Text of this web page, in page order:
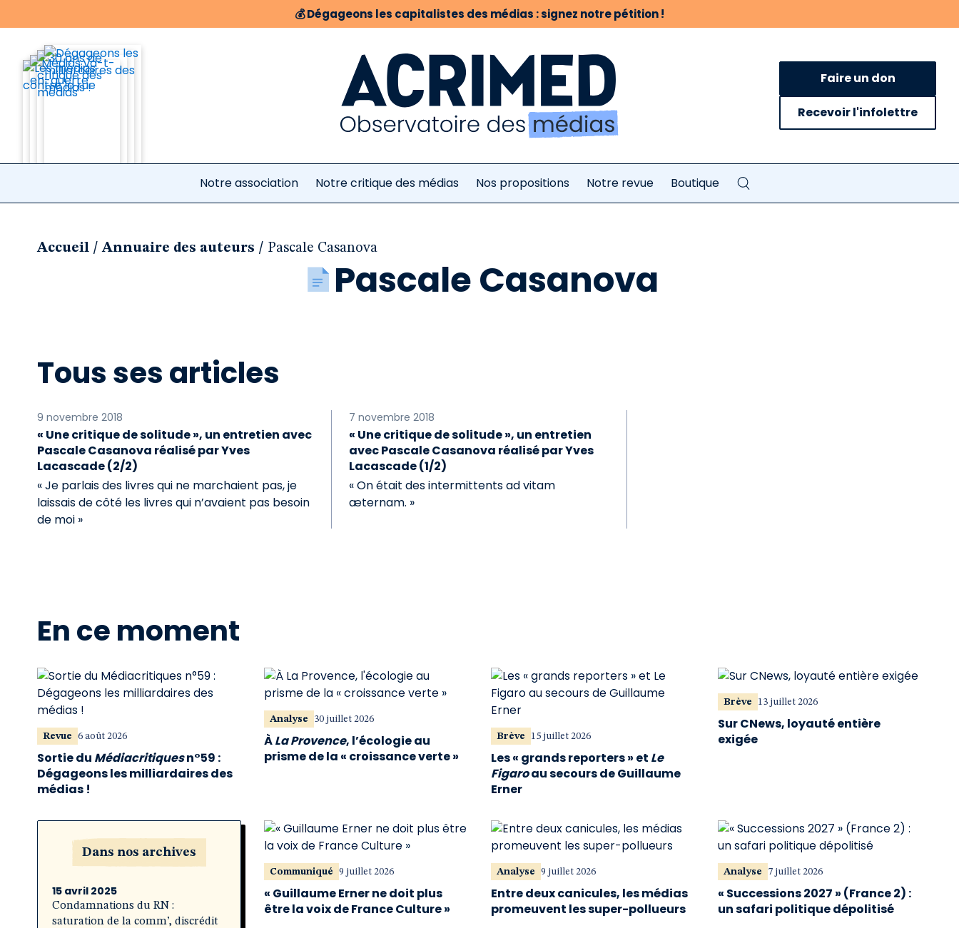
💰Dégageons les capitalistes des médias : signez notre pétition !
Faire un don
Recevoir l'infolettre
Notre association Notre critique des médias Nos propositions Notre revue Boutique
Accueil / Annuaire des auteurs / Pascale Casanova
Pascale Casanova
Tous ses articles
9 novembre 2018
« Une critique de solitude », un entretien avec
Pascale Casanova réalisé par Yves
Lacascade (2/2)
« Je parlais des livres qui ne marchaient pas, je
laissais de côté les livres qui n’avaient pas besoin
de moi »
7 novembre 2018
« Une critique de solitude », un entretien
avec Pascale Casanova réalisé par Yves
Lacascade (1/2)
« On était des intermittents ad vitam
æternam. »
En ce moment
Revue 6 août 2026
Sortie du Médiacritiquesn°59 :
Dégageons les milliardaires des
médias !
Analyse 30 juillet 2026
ÀLa Provence, l’écologie au
prisme de la « croissance verte »
Brève 15 juillet 2026
Les « grands reporters » et Le
Figaroau secours de Guillaume
Erner
Brève 13 juillet 2026
Sur CNews, loyauté entière
exigée
Dans nos archives
15 avril 2025
Condamnations du RN :
saturation de la comm’, discrédit
Communiqué 9 juillet 2026
« Guillaume Erner ne doit plus
être la voix de France Culture »
Analyse 9 juillet 2026
Entre deux canicules, les médias
promeuvent les super-pollueurs
Analyse 7 juillet 2026
« Successions 2027 » (France 2) :
un safari politique dépolitisé